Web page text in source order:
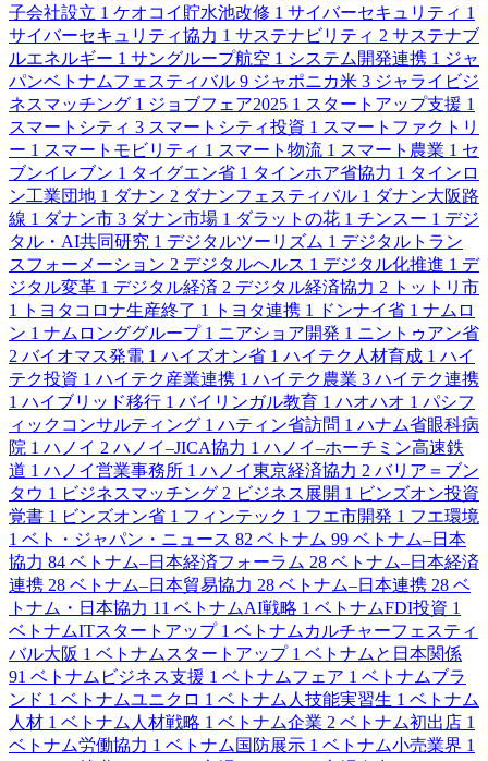
子会社設立 1 ケオコイ貯水池改修 1 サイバーセキュリティ 1
サイバーセキュリティ協力 1 サステナビリティ 2 サステナブ
ルエネルギー 1 サングループ航空 1 システム開発連携 1 ジャ
パンベトナムフェスティバル 9 ジャポニカ米 3 ジャライビジ
ネスマッチング 1 ジョブフェア2025 1 スタートアップ支援 1
スマートシティ 3 スマートシティ投資 1 スマートファクトリ
ー 1 スマートモビリティ 1 スマート物流 1 スマート農業 1 セ
ブンイレブン 1 タイグエン省 1 タインホア省協力 1 タインロ
ン工業団地 1 ダナン 2 ダナンフェスティバル 1 ダナン大阪路
線 1 ダナン市 3 ダナン市場 1 ダラットの花 1 チンスー 1 デジ
タル・AI共同研究 1 デジタルツーリズム 1 デジタルトラン
スフォーメーション 2 デジタルヘルス 1 デジタル化推進 1 デ
ジタル変革 1 デジタル経済 2 デジタル経済協力 2
トットリ市
1
トヨタコロナ生産終了 1 トヨタ連携 1 ドンナイ省 1 ナムロ
ン 1 ナムロンググループ 1 ニアショア開発 1 ニントゥアン省
2 バイオマス発電 1 ハイズオン省 1 ハイテク人材育成 1 ハイ
テク投資 1 ハイテク産業連携 1 ハイテク農業 3 ハイテク連携
1 ハイブリッド移行 1 バイリンガル教育 1 ハオハオ 1 パシフ
ィックコンサルティング 1 ハティン省訪問 1 ハナム省眼科病
院 1 ハノイ 2 ハノイ–JICA協力 1 ハノイ–ホーチミン高速鉄
道 1 ハノイ営業事務所 1 ハノイ東京経済協力 2 バリア＝ブン
タウ 1 ビジネスマッチング 2 ビジネス展開 1 ビンズオン投資
覚書 1 ビンズオン省 1 フィンテック 1 フエ市開発 1 フエ環境
1 ベト・ジャパン・ニュース 82 ベトナム 99 ベトナム–日本
協力 84 ベトナム–日本経済フォーラム 28 ベトナム–日本経済
連携 28 ベトナム–日本貿易協力 28 ベトナム–日本連携 28 ベ
トナム・日本協力 11 ベトナムAI戦略 1 ベトナムFDI投資 1
ベトナムITスタートアップ 1 ベトナムカルチャーフェスティ
バル大阪 1 ベトナムスタートアップ 1 ベトナムと日本関係
91 ベトナムビジネス支援 1 ベトナムフェア 1 ベトナムブラ
ンド 1 ベトナムユニクロ 1 ベトナム人技能実習生 1 ベトナム
人材 1 ベトナム人材戦略 1 ベトナム企業 2 ベトナム初出店 1
ベトナム労働協力 1 ベトナム国防展示 1 ベトナム小売業界 1